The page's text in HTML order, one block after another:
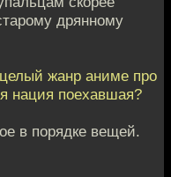
дрянному
жанр аниме про
нация поехавшая?
в порядке вещей.